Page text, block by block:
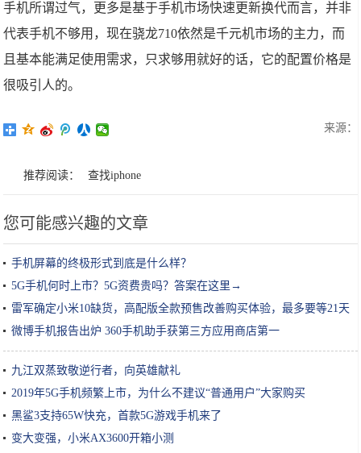
手机所谓过气，更多是基于手机市场快速更新换代而言，并非
代表手机不够用，现在骁龙710依然是千元机市场的主力，而
且基本能满足使用需求，只求够用就好的话，它的配置价格是
很吸引人的。
来源：
推荐阅读： 查找iphone
您可能感兴趣的文章
手机屏幕的终极形式到底是什么样？
5G手机何时上市？5G资费贵吗？答案在这里→
雷军确定小米10缺货，高配版全款预售改善购买体验，最多要等21天
微博手机报告出炉 360手机助手获第三方应用商店第一
九江双蒸致敬逆行者，向英雄献礼
2019年5G手机频繁上市，为什么不建议“普通用户”大家购买
黑鲨3支持65W快充，首款5G游戏手机来了
变大变强，小米AX3600开箱小测